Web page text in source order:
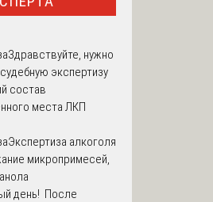
Здравствуйте, нужно
экспертизу
состав
места ЛКП
Экспертиза алкоголя
микропримесей,
день! После